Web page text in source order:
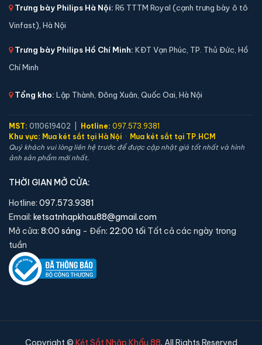
⚖️ Trọng lượng:
🔒 Khoá:Khóa điện tử
🛡️ Bảo hành:
Xem chi tiết →
⚖️ Trọng lượng:17 kg
🔒 Khoá:Khóa vân tay
Trưng bày Philips Hà Nội: R6 TTTM Royal (cạnh trưng bày ô tô
Vinfast), Hà Nội
Trưng bày Philips Hồ Chí Minh: KĐT Vạn Phúc, TP. Thủ Đức, Hồ
Chí Minh
Tổng kho: Lập Thành, Đông Xuân, Quốc Oai, Hà Nội
MST: 0110619402 | Hotline: 097.573.9381
Khu vực: Mua két sắt tại Hà Nội · Mua két sắt tại TP.HCM
Quý khách vui lòng liên hệ trước để được cập nhật giá tốt nhất và hình
ảnh sản phẩm mới nhất.
THỜI GIAN MỞ CỬA:
Hotline: 097.573.9381
Email: ketsatnhapkhau88@gmail.com
Mở cửa: 8:00 sáng - Đến: 22:00 tối Tất cả các ngày trong
tuần
Copyright © Két Sắt Nhập Khẩu 88. All Rights Reserved